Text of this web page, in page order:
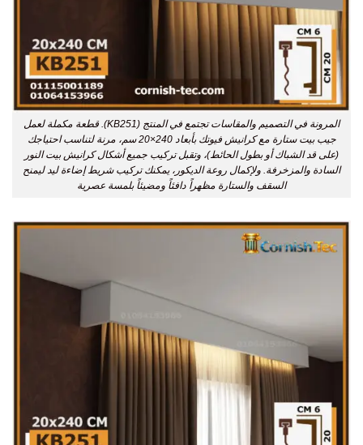
المرونة في التصميم والمقاسات تجتمع في المنتج (KB251). قطعة مكملة لعمل
جيب بيت ستارة مع كرانيش فيوتك بأبعاد 240×20 سم، مرنة لتناسب احتياجك
(على قد الشباك أو بطول الحائط)، وتقبل تركيب جميع أشكال كرانيش بيت النور
السادة والمزخرفة. ولإكمال روعة الديكور، يمكنك تركيب شريط إضاءة ليد ليمنح
السقف والستارة مظهراً دافئاً ومضيئاً بلمسة عصرية